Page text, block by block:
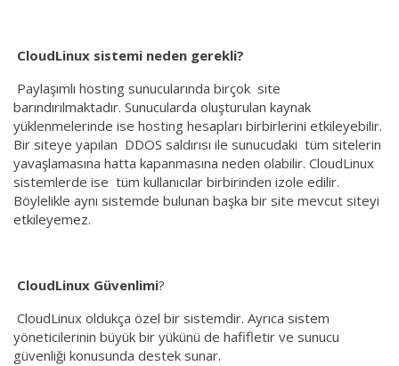
CloudLinux sistemi neden gerekli?
Paylaşımlı hosting sunucularında birçok site
barındırılmaktadır. Sunucularda oluşturulan kaynak
yüklenmelerinde ise hosting hesapları birbirlerini etkileyebilir.
Bir siteye yapılan DDOS saldırısı ile sunucudaki tüm sitelerin
yavaşlamasına hatta kapanmasına neden olabilir. CloudLinux
sistemlerde ise tüm kullanıcılar birbirinden izole edilir.
Böylelikle aynı sistemde bulunan başka bir site mevcut siteyi
etkileyemez.
CloudLinux Güvenlimi?
CloudLinux oldukça özel bir sistemdir. Ayrıca sistem
yöneticilerinin büyük bir yükünü de hafifletir ve sunucu
güvenliği konusunda destek sunar.